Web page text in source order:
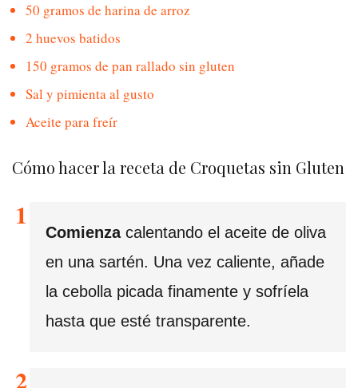
50 gramos de harina de arroz
2 huevos batidos
150 gramos de pan rallado sin gluten
Sal y pimienta al gusto
Aceite para freír
Cómo hacer la receta de Croquetas sin Gluten
Comienzacalentando el aceite de oliva
en una sartén. Una vez caliente, añade
la cebolla picada finamente y sofríela
hasta que esté transparente.